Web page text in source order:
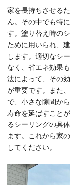
家を長持ちさせる
ん。その中でも特
す。塗り替え時の
ために用いられ、
します。適切なシ
なく、省エネ効果
法によって、その
が重要です。また
で、小さな隙間か
寿命を延ばすこと
るシーリングの具
ます。これから家
してください。